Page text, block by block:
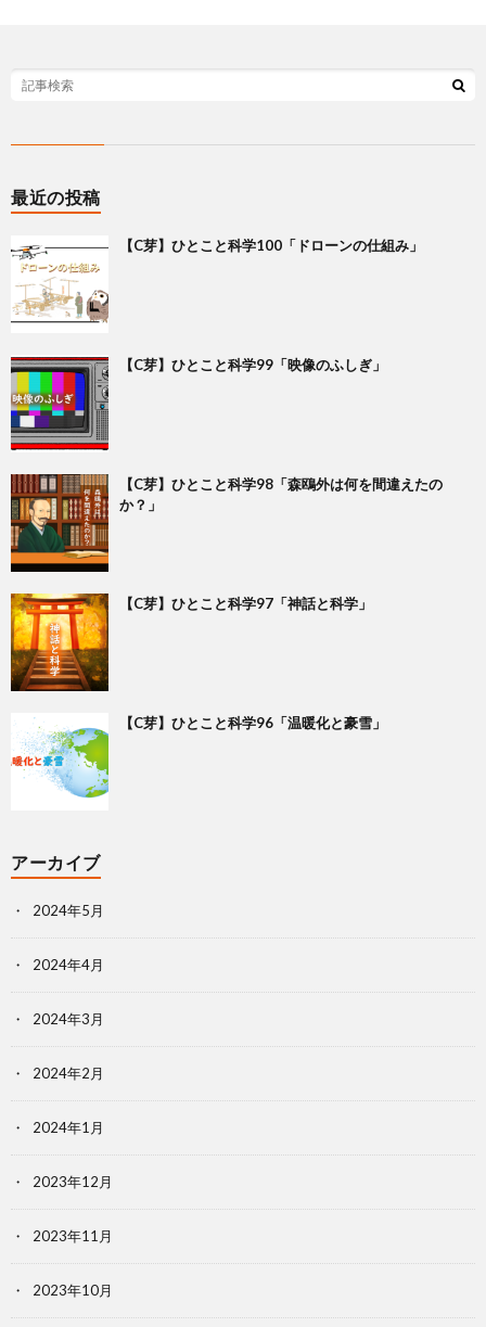
最近の投稿
【C芽】ひとこと科学100「ドローンの仕組み」
【C芽】ひとこと科学99「映像のふしぎ」
【C芽】ひとこと科学98「森鴎外は何を間違えたの
か？」
【C芽】ひとこと科学97「神話と科学」
【C芽】ひとこと科学96「温暖化と豪雪」
アーカイブ
2024年5月
2024年4月
2024年3月
2024年2月
2024年1月
2023年12月
2023年11月
2023年10月